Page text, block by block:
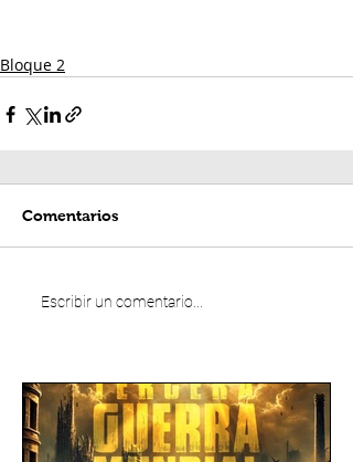
Bloque 2
Comentarios
Escribir un comentario...